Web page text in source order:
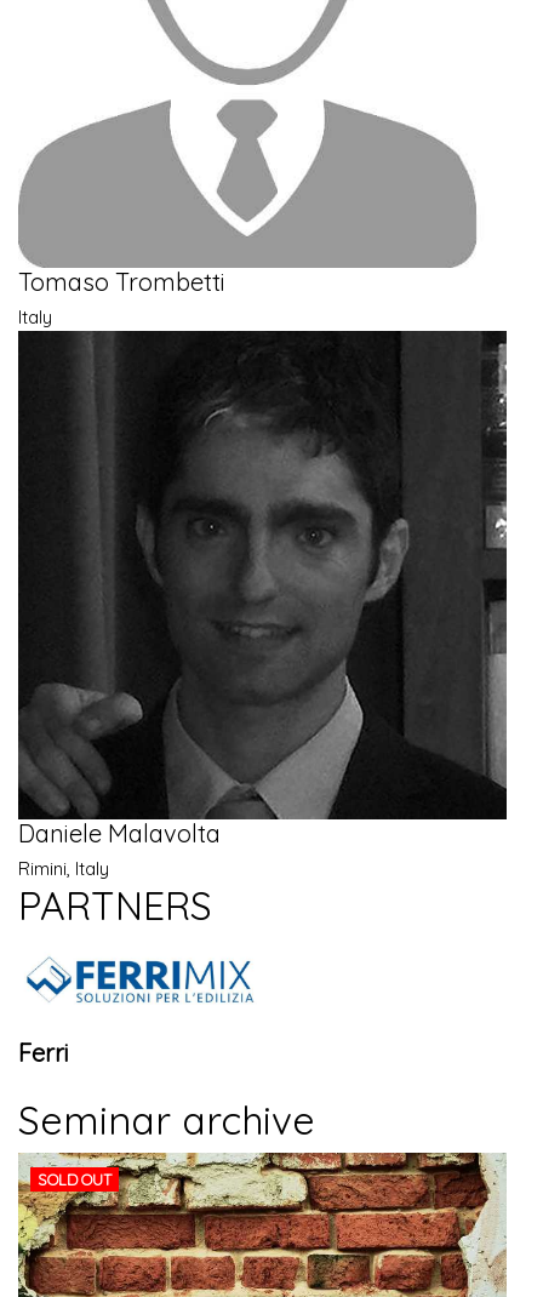
Tomaso Trombetti
Italy
Daniele Malavolta
Rimini, Italy
PARTNERS
Ferri
Seminar archive
SOLD OUT